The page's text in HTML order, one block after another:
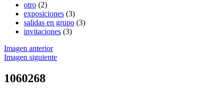
otro (2)
exposiciones (3)
salidas en grupo (3)
invitaciones (3)
Imagen anterior
Imagen siguiente
1060268